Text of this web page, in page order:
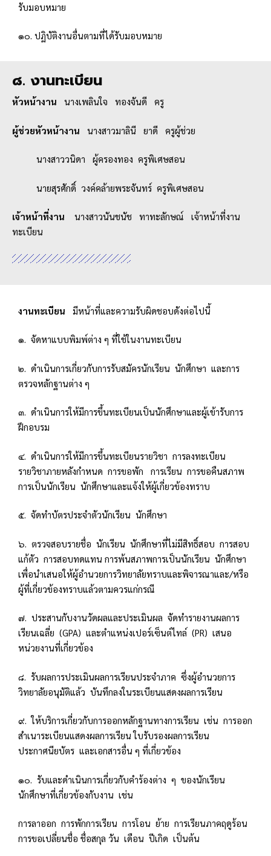
รับมอบหมาย
๑๐. ปฏิบัติงานอื่นตามที่ได้รับมอบหมาย
๘. งานทะเบียน
หัวหน้างาน นางเพลินใจ ทองจันดี ครู
ผู้ช่วยหัวหน้างาน นางสาวมาลินี ยาดี ครูผู้ช่วย
นางสาววนิดา ผู้ครองทอง ครูพิเศษสอน
นายสุรศักดิ์ วงค์คล้ายพระจันทร์ ครูพิเศษสอน
เจ้าหน้าที่งาน
นางสาวนันชนัช ทาทะลักษณ์ เจ้าหน้าที่งาน
ทะเบียน
งานทะเบียน มีหน้าที่และความรับผิดชอบดังต่อไปนี้
๑. จัดหาแบบพิมพ์ต่าง ๆ ที่ใช้ในงานทะเบียน
๒. ดำเนินการเกี่ยวกับการรับสมัครนักเรียน นักศึกษา และการ
ตรวจหลักฐานต่าง ๆ
๓. ดำเนินการให้มีการขึ้นทะเบียนเป็นนักศึกษาและผู้เข้ารับการ
ฝึกอบรม
๔. ดำเนินการให้มีการขึ้นทะเบียนรายวิชา การลงทะเบียน
รายวิชาภายหลังกำหนด การขอพัก การเรียน การขอคืนสภาพ
การเป็นนักเรียน นักศึกษาและแจ้งให้ผู้เกี่ยวข้องทราบ
๕. จัดทำบัตรประจำตัวนักเรียน นักศึกษา
๖. ตรวจสอบรายชื่อ นักเรียน นักศึกษาที่ไม่มีสิทธิ์สอบ การสอบ
แก้ตัว การสอบทดแทน การพ้นสภาพการเป็นนักเรียน นักศึกษา
เพื่อนำเสนอให้ผู้อำนวยการวิทยาลัยทราบและพิจารณาและ/หรือ
ผู้ที่เกี่ยวข้องทราบแล้วตามควรแก่กรณี
๗. ประสานกับงานวัดผลและประเมินผล จัดทำรายงานผลการ
เรียนเฉลี่ย (GPA) และตำแหน่งเปอร์เซ็นต์ไทล์ (PR) เสนอ
หน่วยงานที่เกี่ยวข้อง
๘. รับผลการประเมินผลการเรียนประจำภาค ซึ่งผู้อำนวยการ
วิทยาลัยอนุมัติแล้ว บันทึกลงในระเบียนแสดงผลการเรียน
๙. ให้บริการเกี่ยวกับการออกหลักฐานทางการเรียน เช่น การออก
สำเนาระเบียนแสดงผลการเรียน ใบรับรองผลการเรียน
ประกาศนียบัตร และเอกสารอื่น ๆ ที่เกี่ยวข้อง
๑๐. รับและดำเนินการเกี่ยวกับคำร้องต่าง ๆ ของนักเรียน
นักศึกษาที่เกี่ยวข้องกับงาน เช่น
การลาออก การพักการเรียน การโอน ย้าย การเรียนภาคฤดูร้อน
การขอเปลี่ยนชื่อ ชื่อสกุล วัน เดือน ปีเกิด เป็นต้น